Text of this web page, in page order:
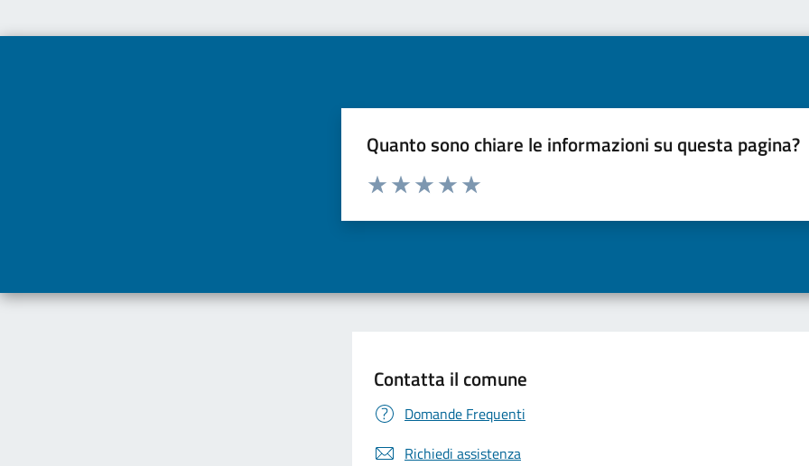
Quanto sono chiare le informazioni su questa pagina?
Valuta da 1 a 5 stelle la pagina
Contatta il comune
Domande Frequenti
Richiedi assistenza